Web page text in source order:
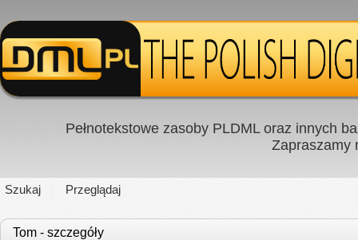
Pełnotekstowe zasoby PLDML oraz innych
Zapraszamy
Szukaj Przeglądaj
Tom - szczegóły